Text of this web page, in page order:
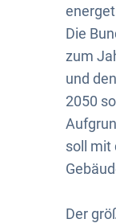
Die
zum
und
2050
soll mit
Der